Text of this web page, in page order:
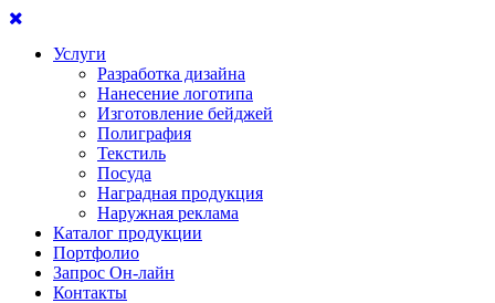
Услуги
Разработка дизайна
Нанесение логотипа
Изготовление бейджей
Полиграфия
Текстиль
Посуда
Наградная продукция
Наружная реклама
Каталог продукции
Портфолио
Запрос Он-лайн
Контакты